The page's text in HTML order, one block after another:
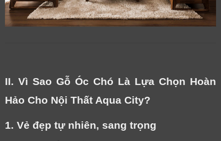
II. Vì Sao Gỗ Óc Chó Là Lựa Chọn Hoàn
Hảo Cho Nội Thất Aqua City?
1. Vẻ đẹp tự nhiên, sang trọng